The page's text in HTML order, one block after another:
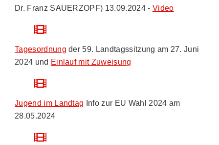
Dr. Franz SAUERZOPF) 13.09.2024 - Video
Tagesordnung der 59. Landtagssitzung am 27. Juni
2024 und Einlauf mit Zuweisung
Jugend im Landtag Info zur EU Wahl 2024 am
28.05.2024